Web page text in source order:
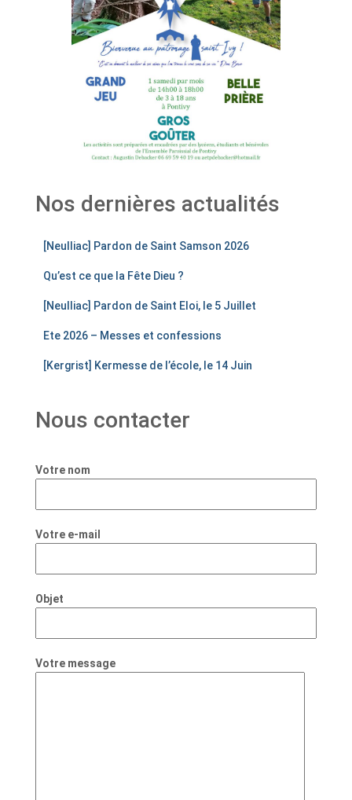
Nos dernières actualités
[Neulliac] Pardon de Saint Samson 2026
Qu’est ce que la Fête Dieu ?
[Neulliac] Pardon de Saint Eloi, le 5 Juillet
Ete 2026 – Messes et confessions
[Kergrist] Kermesse de l’école, le 14 Juin
Nous contacter
Votre nom
Votre e-mail
Objet
Votre message